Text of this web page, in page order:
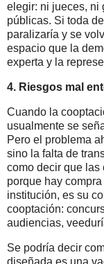
elegir: ni jueces, ni
públicas. Si toda
paralizaría y se
espacio que la
experta y la
4. Riesgos mal
Cuando la
usualmente se
Pero el problema
sino la falta de
como decir que las
porque hay
institución, es su
cooptación:
audiencias,
Se podría decir
diseñada es una